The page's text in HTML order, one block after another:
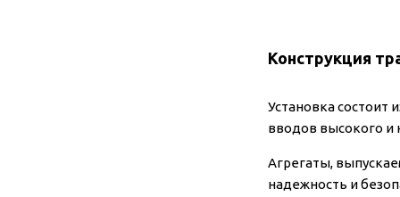
Конструкция
Установка
вводов высокого и
Агрегаты,
надежность и